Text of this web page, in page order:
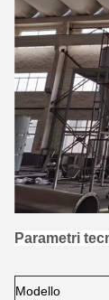
Parametri
Modello